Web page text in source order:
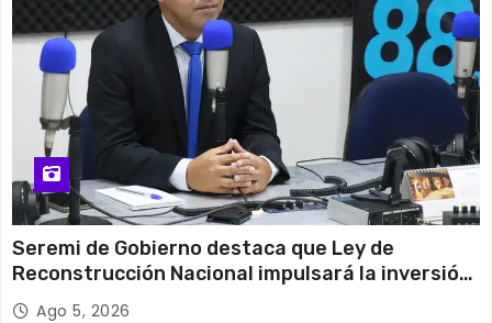
Seremi de Gobierno destaca que Ley de
Reconstrucción Nacional impulsará la inversión
y el empleo en Tarapacá
Ago 5, 2026